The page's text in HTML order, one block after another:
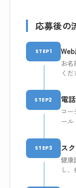
応募後の
STEP1
お
くだ
STEP2 電
コ
ール
STEP3 ス
健康
し